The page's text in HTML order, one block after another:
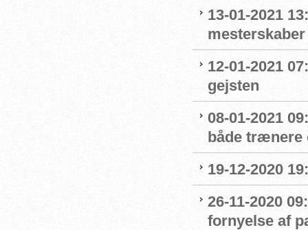
13-01-2021
mesterskaber
12-01-2021
gejsten
08-01-2021
både
19-12-2020
26-11-2020
fornyelse af